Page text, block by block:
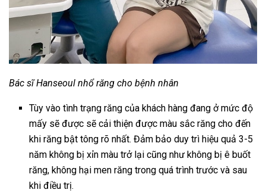
Bác sĩ Hanseoul nhổ răng cho bệnh nhân
Tùy vào tình trạng răng của khách hàng đang ở mức độ
mấy sẽ được sẽ cải thiện được màu sắc răng cho đến
khi răng bật tông rõ nhất. Đảm bảo duy trì hiệu quả 3-5
năm không bị xỉn màu trở lại cũng như không bị ê buốt
răng, không hại men răng trong quá trình trước và sau
khi điều trị.